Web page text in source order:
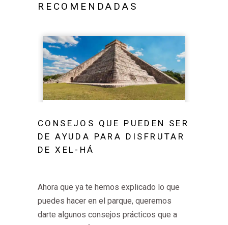
RECOMENDADAS
CONSEJOS QUE PUEDEN SER
DE AYUDA PARA DISFRUTAR
DE XEL-HÁ
Ahora que ya te hemos explicado lo que
puedes hacer en el parque, queremos
darte algunos consejos prácticos que a